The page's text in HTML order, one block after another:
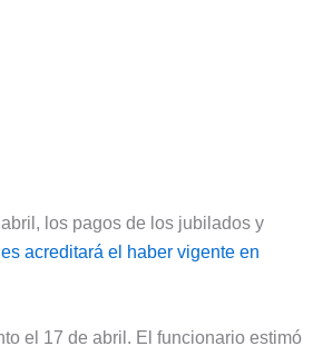
los pagos de los jubilados y
acreditará el haber vigente en
el 17 de abril. El funcionario estimó